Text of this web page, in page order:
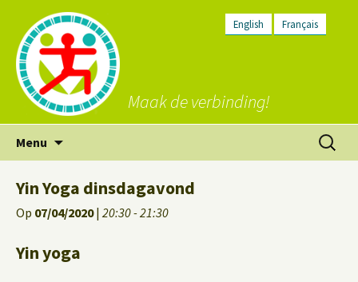
English Français
Maak de verbinding!
Menu
inhoud
Zoeken
naar:
Yin Yoga dinsdagavond
Op 07/04/2020| 20:30 - 21:30
Yin yoga